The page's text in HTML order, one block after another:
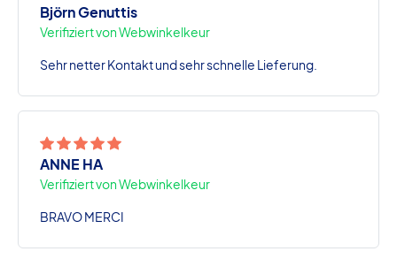
Björn Genuttis
Verifiziert von Webwinkelkeur
Sehr netter Kontakt und sehr schnelle Lieferung.
ANNE HA
Verifiziert von Webwinkelkeur
BRAVO MERCI